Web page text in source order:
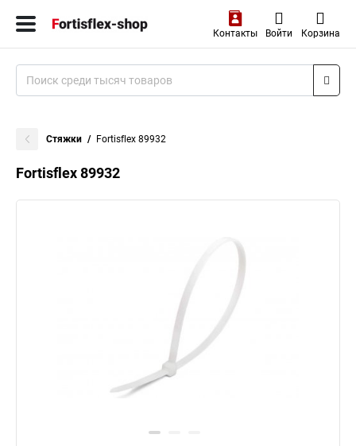
Контакты Войти Корзина
Стяжки Fortisflex 89932
Fortisflex 89932